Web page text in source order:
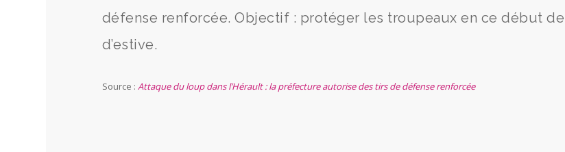
défense renforcée. Objectif : protéger les troupeaux en ce début
d’estive.
Source : Attaque du loup dans l’Hérault : la préfecture autorise des tirs de défense renforcée